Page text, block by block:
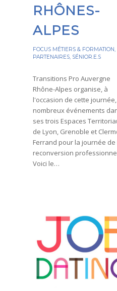
RHÔNES-
ALPES
FOCUS MÉTIERS & FORMATION,
PARTENAIRES, SÉNIOR.E.S
Transitions Pro Auvergne
Rhône-Alpes organise, à
l'occasion de cette
nombreux événements
ses trois Espaces
de Lyon, Grenoble et
Ferrand pour la journée de
reconversion
Voici le…